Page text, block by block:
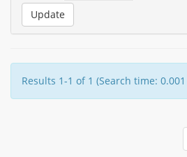
Results 1-1 of 1 (Search time: